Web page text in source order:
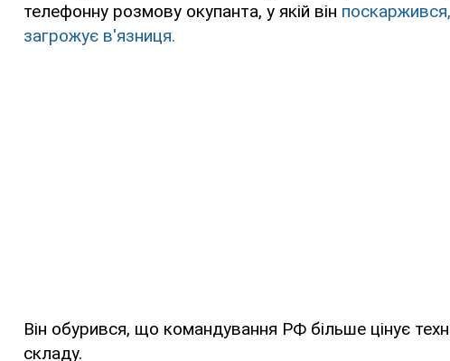
телефонну розмову окупанта, у якій він
загрожує в'язниця.
Він обурився, що командування РФ більше цінує
складу.